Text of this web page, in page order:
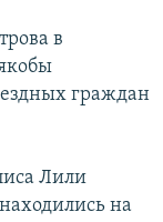
в
граждан
Лили
на